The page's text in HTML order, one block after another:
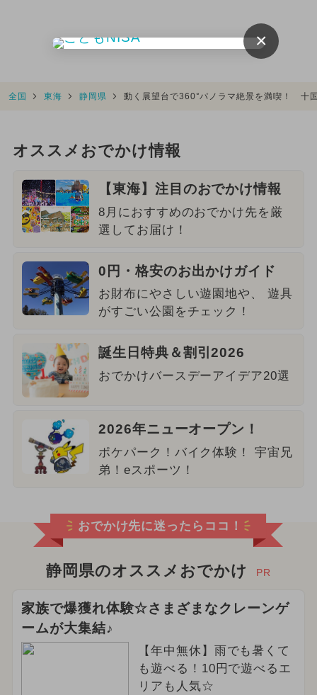
全国 東海 静岡県 動く展望台で360°パノラマ絶景を満喫！ 十
オススメおでかけ情報
【東海】注目のおでかけ情報
8月におすすめのおでかけ先を厳
選してお届け！
0円・格安のお出かけガイド
お財布にやさしい遊園地や、 遊具
がすごい公園をチェック！
誕生日特典＆割引2026
おでかけバースデーアイデア20選
2026年ニューオープン！
ポケパーク！バイク体験！ 宇宙兄
弟！eスポーツ！
おでかけ先に迷ったらココ！
静岡県のオススメおでかけ PR
家族で爆獲れ体験☆さまざまなクレーンゲ
ームが大集結♪
【年中無休】雨でも暑くて
も遊べる！10円で遊べるエ
リアも人気☆
×